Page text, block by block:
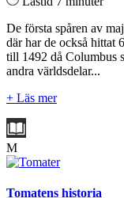
De första spåren av
där har de också hittat
till 1492 då Columbus
andra världsdelar...
+ Läs mer
M
Tomatens historia